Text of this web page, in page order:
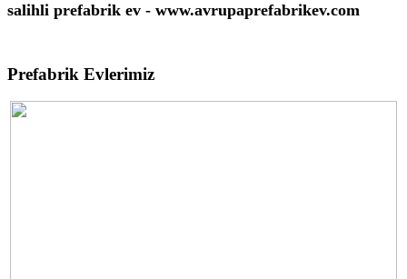
salihli prefabrik ev - www.avrupaprefabrikev.com
Prefabrik Evlerimiz